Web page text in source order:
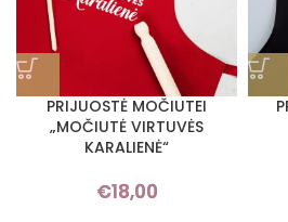
PRIJUOSTĖ MOČIUTEI
„MOČIUTĖ VIRTUVĖS
KARALIENĖ“
€18,00